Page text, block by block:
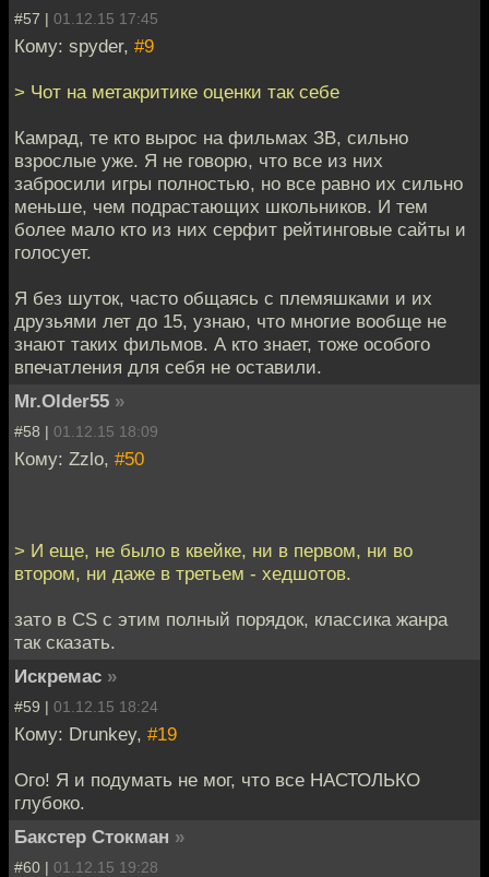
#57 | 01.12.15 17:45
Кому: spyder, #9
> Чот на метакритике оценки так себе
Камрад, те кто вырос на фильмах ЗВ, сильно
взрослые уже. Я не говорю, что все из них
забросили игры полностью, но все равно их сильно
меньше, чем подрастающих школьников. И тем
более мало кто из них серфит рейтинговые сайты и
голосует.
Я без шуток, часто общаясь с племяшками и их
друзьями лет до 15, узнаю, что многие вообще не
знают таких фильмов. А кто знает, тоже особого
впечатления для себя не оставили.
Mr.Older55 »
#58 | 01.12.15 18:09
Кому: Zzlo, #50
> И еще, не было в квейке, ни в первом, ни во
втором, ни даже в третьем - хедшотов.
зато в CS с этим полный порядок, классика жанра
так сказать.
Искремас »
#59 | 01.12.15 18:24
Кому: Drunkey, #19
Ого! Я и подумать не мог, что все НАСТОЛЬКО
глубоко.
Бакстер Стокман »
#60 | 01.12.15 19:28